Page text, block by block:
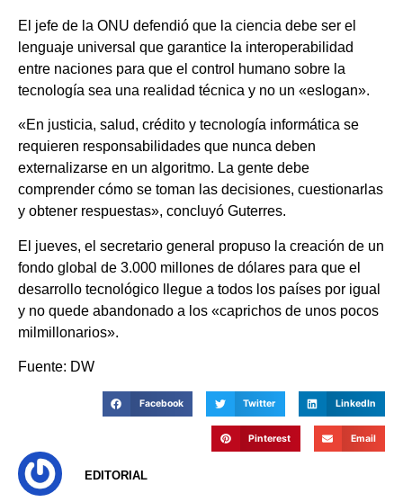
El jefe de la ONU defendió que la ciencia debe ser el
lenguaje universal que garantice la interoperabilidad
entre naciones para que el control humano sobre la
tecnología sea una realidad técnica y no un «eslogan».
«En justicia, salud, crédito y tecnología informática se
requieren responsabilidades que nunca deben
externalizarse en un algoritmo. La gente debe
comprender cómo se toman las decisiones, cuestionarlas
y obtener respuestas», concluyó Guterres.
El jueves, el secretario general propuso la creación de un
fondo global de 3.000 millones de dólares para que el
desarrollo tecnológico llegue a todos los países por igual
y no quede abandonado a los «caprichos de unos pocos
milmillonarios».
Fuente: DW
Facebook Twitter LinkedIn
Pinterest Email
EDITORIAL